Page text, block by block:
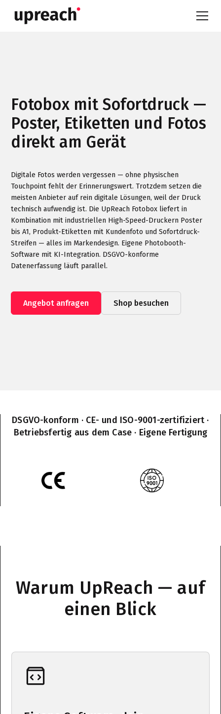
Fotobox mit Sofortdruck —
Poster, Etiketten und Fotos
direkt am Gerät
Digitale Fotos werden vergessen — ohne physischen
Touchpoint fehlt der Erinnerungswert. Trotzdem setzen die
meisten Anbieter auf rein digitale Lösungen, weil der Druck
technisch aufwendig ist. Die UpReach Fotobox liefert in
Kombination mit industriellen High-Speed-Druckern Poster
bis A1, Produkt-Etiketten mit Kundenfoto und Sofortdruck-
Streifen — alles im Markendesign. Eigene Photobooth-
Software mit KI-Integration. DSGVO-konforme
Datenerfassung läuft parallel.
Angebot anfragen Shop besuchen
DSGVO-konform · CE- und ISO-9001-zertifiziert ·
Betriebsfertig aus dem Case · Eigene Fertigung
Warum UpReach — auf
einen Blick